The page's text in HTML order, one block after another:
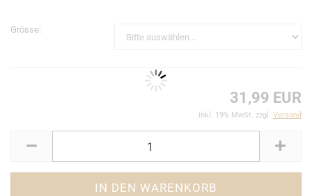
Grösse:
31,99 EUR
inkl. 19% MwSt. zzgl. Versand